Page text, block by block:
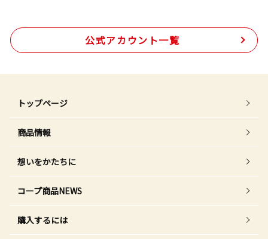
公式アカウント一覧
トップページ
商品情報
想いをかたちに
コープ商品NEWS
購入するには